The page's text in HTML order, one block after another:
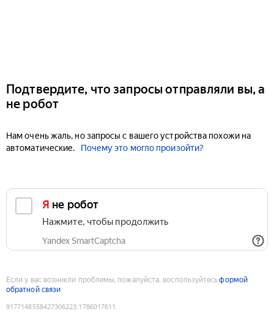
Подтвердите, что запросы отправляли вы, а
не робот
Нам очень жаль, но запросы с вашего устройства похожи на
автоматические.
Почему это могло произойти?
Я не робот
Нажмите, чтобы продолжить
Yandex SmartCaptcha
Если у вас возникли проблемы, пожалуйста, воспользуйтесьформой
обратной связи
9177148558427306223:1786017611